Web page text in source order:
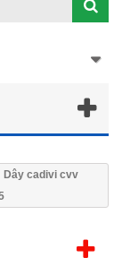
Dây cadivi cvv